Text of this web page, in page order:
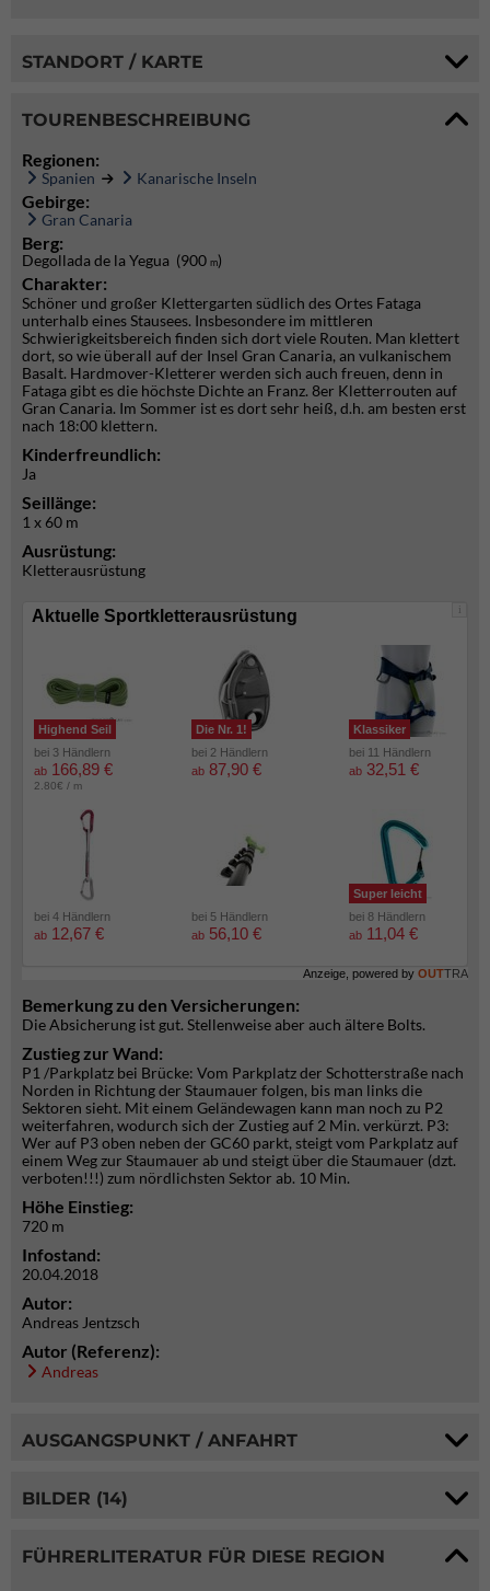
STANDORT / KARTE
TOURENBESCHREIBUNG
Regionen:
Spanien Kanarische Inseln
Gebirge:
Gran Canaria
Berg:
Degollada de la Yegua (900 m)
Charakter:
Schöner und großer Klettergarten südlich des Ortes Fataga
unterhalb eines Stausees. Insbesondere im mittleren
Schwierigkeitsbereich finden sich dort viele Routen. Man klettert
dort, so wie überall auf der Insel Gran Canaria, an vulkanischem
Basalt. Hardmover-Kletterer werden sich auch freuen, denn in
Fataga gibt es die höchste Dichte an Franz. 8er Kletterrouten auf
Gran Canaria. Im Sommer ist es dort sehr heiß, d.h. am besten erst
nach 18:00 klettern.
Kinderfreundlich:
Ja
Seillänge:
1 x 60 m
Ausrüstung:
Kletterausrüstung
i
Aktuelle Sportkletterausrüstung
Highend Seil
bei 3 Händlern
ab 166,89 €
2.80€ / m
Die Nr. 1!
bei 2 Händlern
ab 87,90 €
Klassiker
bei 11 Händlern
ab 32,51 €
bei 4 Händlern
ab 12,67 €
bei 5 Händlern
ab 56,10 €
Super leicht
bei 8 Händlern
ab 11,04 €
Anzeige, powered by OUTTRA
Bemerkung zu den Versicherungen:
Die Absicherung ist gut. Stellenweise aber auch ältere Bolts.
Zustieg zur Wand:
P1 /Parkplatz bei Brücke: Vom Parkplatz der Schotterstraße nach
Norden in Richtung der Staumauer folgen, bis man links die
Sektoren sieht. Mit einem Geländewagen kann man noch zu P2
weiterfahren, wodurch sich der Zustieg auf 2 Min. verkürzt. P3:
Wer auf P3 oben neben der GC60 parkt, steigt vom Parkplatz auf
einem Weg zur Staumauer ab und steigt über die Staumauer (dzt.
verboten!!!) zum nördlichsten Sektor ab. 10 Min.
Höhe Einstieg:
720 m
Infostand:
20.04.2018
Autor:
Andreas Jentzsch
Autor (Referenz):
Andreas
AUSGANGSPUNKT / ANFAHRT
BILDER (14)
FÜHRERLITERATUR FÜR DIESE REGION